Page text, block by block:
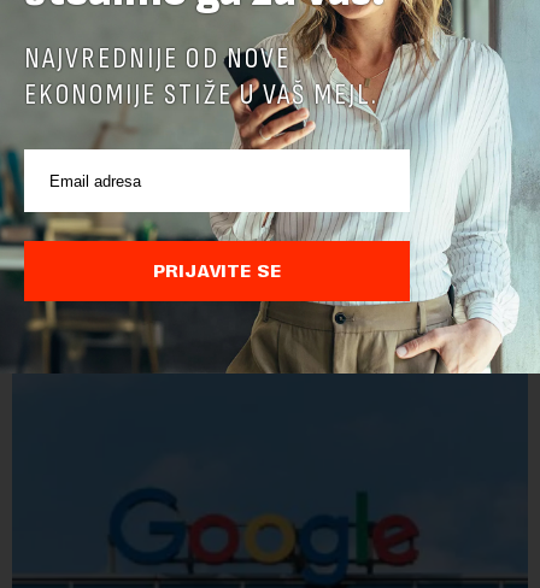
POVEZANI SADRŽAJI
NAJVREDNIJE OD NOVE
EKONOMIJE STIŽE U VAŠ MEJL.
PRIJAVITE SE